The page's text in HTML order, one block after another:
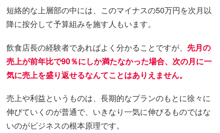
短絡的な上層部の中には、このマイナスの50万円を次月以
降に按分して予算組みを施す人もいます。
飲食店長の経験者であればよく分かることですが、先月の
売上が前年比で90％にしか満たなかった場合、次の月に一
気に売上を盛り返せるなんてことはありえません。
売上や利益というものは、長期的なプランのもとに徐々に
伸びていくのが普通で、いきなり一気に伸びるものではな
いのがビジネスの根本原理です。